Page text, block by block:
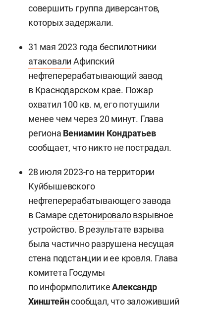
совершить группа диверсантов,
которых задержали.
31 мая 2023 года беспилотники
атаковали Афипский
нефтеперерабатывающий завод
в Краснодарском крае. Пожар
охватил 100 кв. м, его потушили
менее чем через 20 минут. Глава
региона Вениамин Кондратьев
сообщает, что никто не пострадал.
28 июля 2023-го на территории
Куйбышевского
нефтеперерабатывающего завода
в Самаресдетонироваловзрывное
устройство. В результате взрыва
была частично разрушена несущая
стена подстанции и ее кровля. Глава
комитета Госдумы
по информполитикеАлександр
Хинштейнсообщал, что заложивший